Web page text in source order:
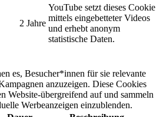
2 Jahre
YouTube setzt dieses Cookie
mittels eingebetteter Videos
und erhebt anonym
statistische Daten.
es, Besucher*innen für sie relevante
anzuzeigen. Diese Cookies
Website-übergreifend auf und sammeln
Werbeanzeigen einzublenden.